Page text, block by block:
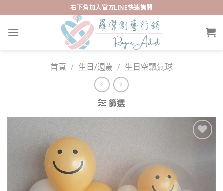
to
content
右下角加入官方LINE快速詢問
首頁 / 生日/週歲 / 生日空飄氣球
篩選